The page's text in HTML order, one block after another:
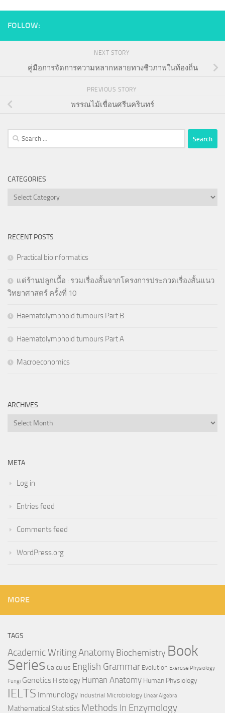
FOLLOW:
NEXT STORY
คู่มือการจัดการความหลากหลายทางชีวภาพในท้องถิ่น
PREVIOUS STORY
พรรณไม้เขื่อนศรีนครินทร์
Search
for:
CATEGORIES
Categories
RECENT POSTS
Practical bioinformatics
แด่ร้านปลูกเนื้อ : รวมเรื่องสั้นจากโครงการประกวดเรื่องสั้นแนว
วิทยาศาสตร์ ครั้งที่ 10
Haematolymphoid tumours Part B
Haematolymphoid tumours Part A
Macroeconomics
ARCHIVES
Archives
META
Log in
Entries feed
Comments feed
WordPress.org
MORE
TAGS
Academic WritingAnatomy Biochemistry Book
Series Calculus English Grammar Evolution Exercise Physiology
Fungi Genetics Histology Human Anatomy Human Physiology
IELTS Immunology Industrial Microbiology Linear Algebra
Mathematical Statistics Methods In Enzymology